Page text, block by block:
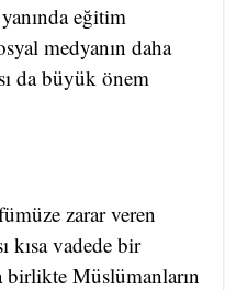
eğitim
medyanın daha
da büyük önem
zarar veren
kısa vadede bir
Müslümanların